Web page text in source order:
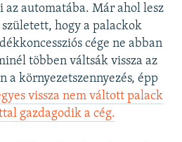
automatába. Már ahol lesz
hogy a palackok
cége ne abban
többen váltsák vissza az
a környezetszennyezés, épp
vissza nem váltott palack
gazdagodik a cég.